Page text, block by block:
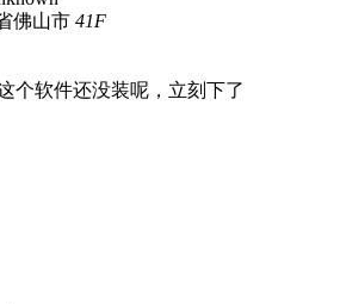
佛山市 41F
个软件还没装呢，立刻下了